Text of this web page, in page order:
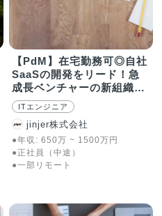
【PdM】在宅勤務可◎自社
SaaSの開発をリード！急
成長ベンチャーの新組織で
活躍
ITエンジニア
jinjer株式会社
●年収:650万 ~ 1500万 円
●正社員（中途）
●一部リモート